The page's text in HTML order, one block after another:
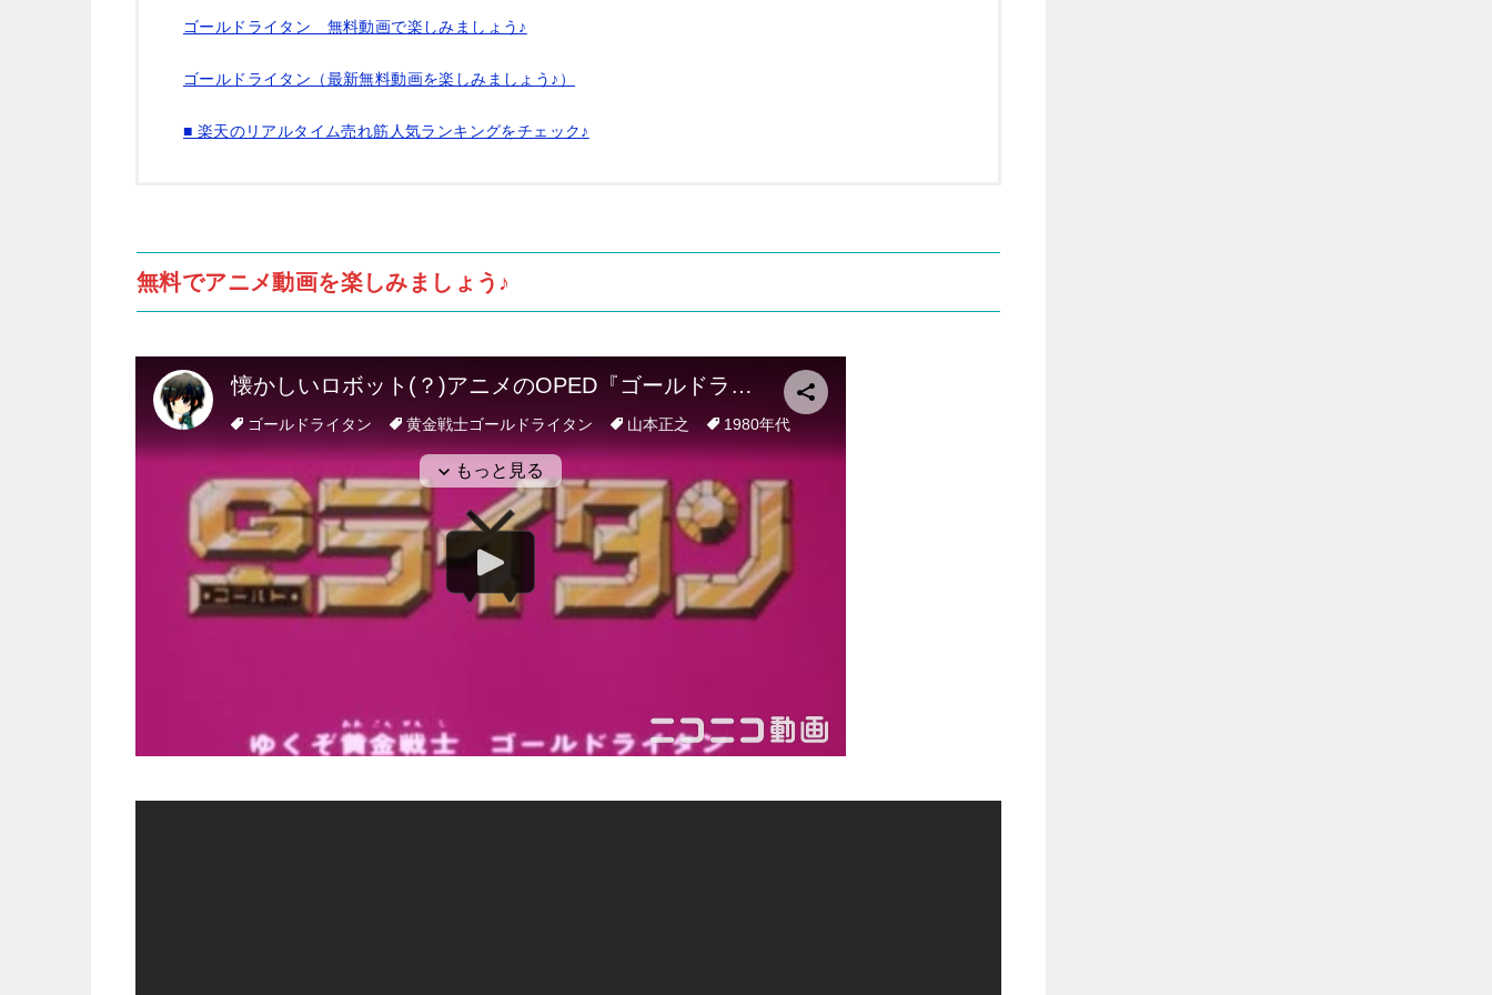
ゴールドライタン 無料動画で楽しみましょう♪
ゴールドライタン（最新無料動画を楽しみましょう♪）
■ 楽天のリアルタイム売れ筋人気ランキングをチェック♪
無料でアニメ動画を楽しみましょう♪